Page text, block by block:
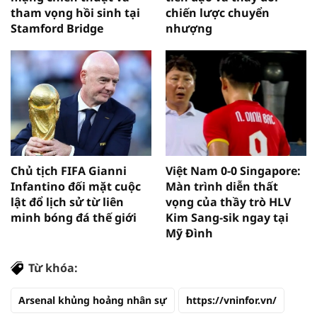
tham vọng hồi sinh tại
Stamford Bridge
chiến lược chuyển
nhượng
Chủ tịch FIFA Gianni
Infantino đối mặt cuộc
lật đổ lịch sử từ liên
minh bóng đá thế giới
Việt Nam 0-0 Singapore:
Màn trình diễn thất
vọng của thầy trò HLV
Kim Sang-sik ngay tại
Mỹ Đình
Từ khóa:
Arsenal khủng hoảng nhân sự https://vninfor.vn/